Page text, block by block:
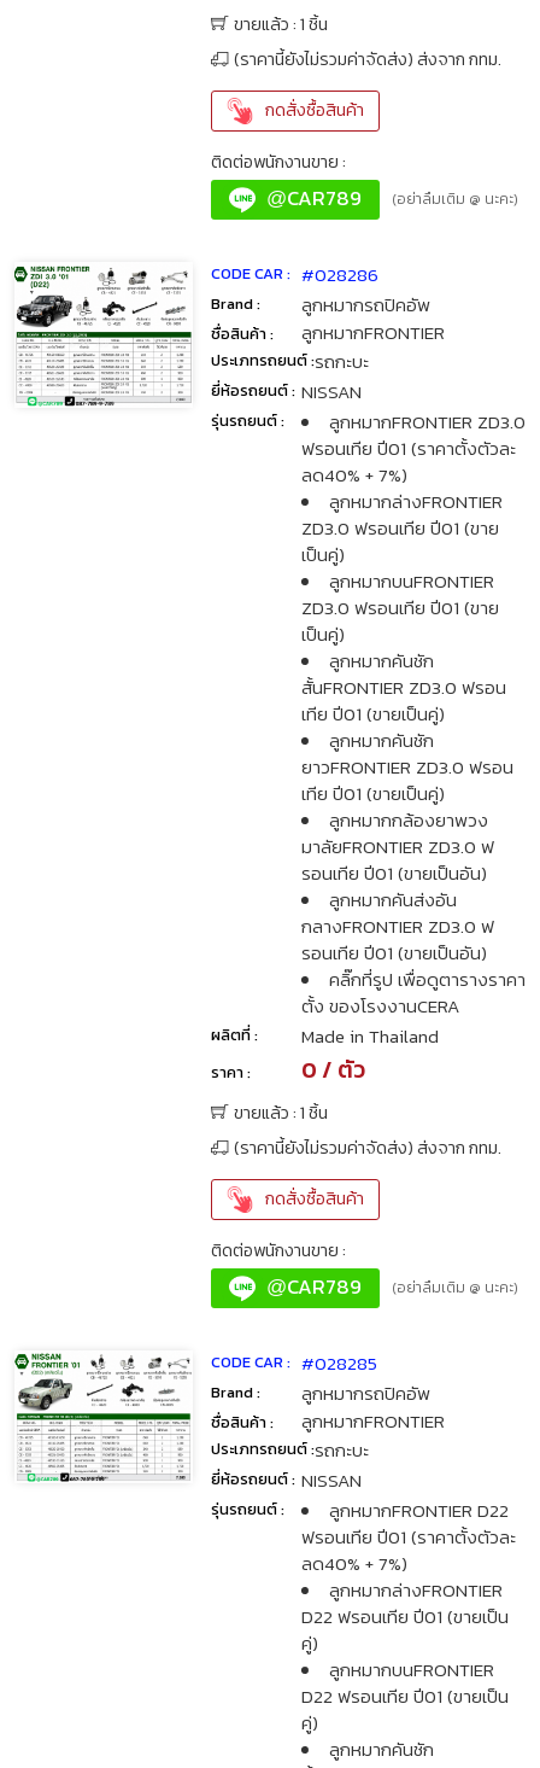
ขายแล้ว : 1 ชิ้น
(ราคานี้ยังไม่รวมค่าจัดส่ง) ส่งจาก กทม.
กดสั่งซื้อสินค้า
ติดต่อพนักงานขาย :
@CAR789 (อย่าลืมเติม @ นะคะ)
CODE CAR : #028286
Brand : ลูกหมากรถปิคอัพ
ชื่อสินค้า : ลูกหมากFRONTIER
ประเภทรถยนต์ :รถกะบะ
ยี่ห้อรถยนต์ : NISSAN
รุ่นรถยนต์ :
ลูกหมากFRONTIER ZD3.0
ฟรอนเทีย ปี01 (ราคาตั้งตัวละ
ลด40% + 7%)
ลูกหมากล่างFRONTIER
ZD3.0 ฟรอนเทีย ปี01 (ขาย
เป็นคู่)
ลูกหมากบนFRONTIER
ZD3.0 ฟรอนเทีย ปี01 (ขาย
เป็นคู่)
ลูกหมากคันชัก
สั้นFRONTIER ZD3.0 ฟรอน
เทีย ปี01 (ขายเป็นคู่)
ลูกหมากคันชัก
ยาวFRONTIER ZD3.0 ฟรอน
เทีย ปี01 (ขายเป็นคู่)
ลูกหมากกล้องยาพวง
มาลัยFRONTIER ZD3.0 ฟ
รอนเทีย ปี01 (ขายเป็นอัน)
ลูกหมากคันส่งอัน
กลางFRONTIER ZD3.0 ฟ
รอนเทีย ปี01 (ขายเป็นอัน)
คลิ๊กที่รูป เพื่อดูตารางราคา
ตั้ง ของโรงงานCERA
ผลิตที่ : Made in Thailand
ราคา : 0 / ตัว
ขายแล้ว : 1 ชิ้น
(ราคานี้ยังไม่รวมค่าจัดส่ง) ส่งจาก กทม.
กดสั่งซื้อสินค้า
ติดต่อพนักงานขาย :
@CAR789 (อย่าลืมเติม @ นะคะ)
CODE CAR : #028285
Brand : ลูกหมากรถปิคอัพ
ชื่อสินค้า : ลูกหมากFRONTIER
ประเภทรถยนต์ :รถกะบะ
ยี่ห้อรถยนต์ : NISSAN
รุ่นรถยนต์ :
ลูกหมากFRONTIER D22
ฟรอนเทีย ปี01 (ราคาตั้งตัวละ
ลด40% + 7%)
ลูกหมากล่างFRONTIER
D22 ฟรอนเทีย ปี01 (ขายเป็น
คู่)
ลูกหมากบนFRONTIER
D22 ฟรอนเทีย ปี01 (ขายเป็น
คู่)
ลูกหมากคันชัก